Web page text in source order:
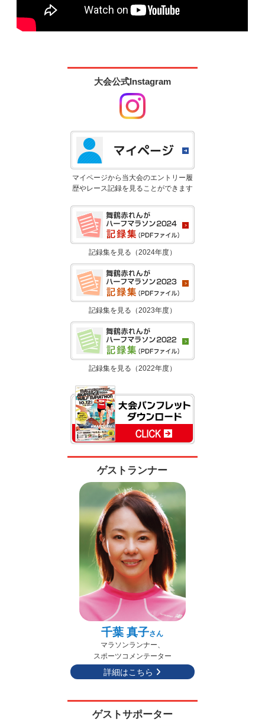
大会公式Instagram
マイページから当大会のエントリー履
歴やレース記録を見ることができます
記録集を見る（2024年度）
記録集を見る（2023年度）
記録集を見る（2022年度）
ゲストランナー
千葉 真子さん
マラソンランナー、
スポーツコメンテーター
詳細はこちら
ゲストサポーター